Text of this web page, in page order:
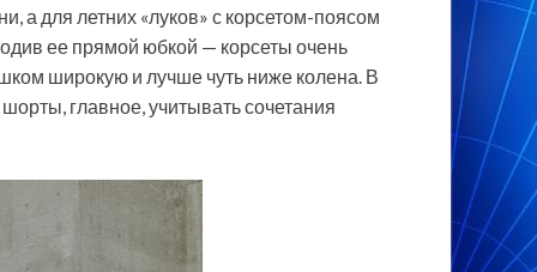
а для летних «луков» с корсетом-поясом
ее прямой юбкой — корсеты очень
широкую и лучше чуть ниже колена. В
главное, учитывать сочетания